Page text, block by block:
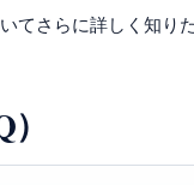
てさらに詳しく知り